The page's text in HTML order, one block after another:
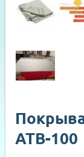
АТВ-100